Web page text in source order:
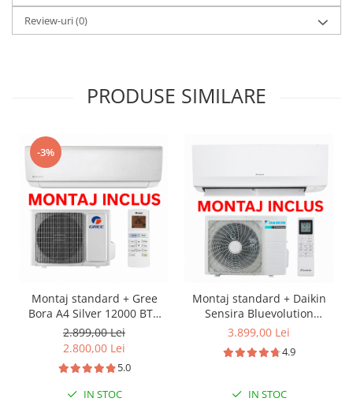
Review-uri(0)
PRODUSE SIMILARE
-3%
Montaj standard + Gree
Bora A4 Silver 12000 BTU
GWH12AAB-K6DNA4A, Clasa
A++ Wifi - Gree
2.899,00 Lei
2.800,00 Lei
5.0
IN STOC
Montaj standard + Daikin
Sensira Bluevolution
FTXC35E-RXC35E Inverter
3.899,00 Lei
4.9
IN STOC